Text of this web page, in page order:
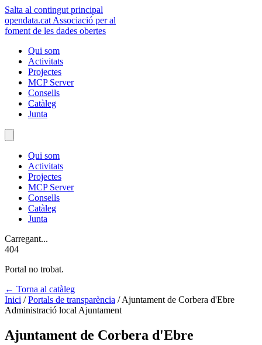
Salta al contingut principal
opendata.cat Associació per al
foment de les dades obertes
Qui som
Activitats
Projectes
MCP Server
Consells
Catàleg
Junta
Qui som
Activitats
Projectes
MCP Server
Consells
Catàleg
Junta
Carregant...
404
Portal no trobat.
← Torna al catàleg
Inici / Portals de transparència / Ajuntament de Corbera d'Ebre
Administració local Ajuntament
Ajuntament de Corbera d'Ebre